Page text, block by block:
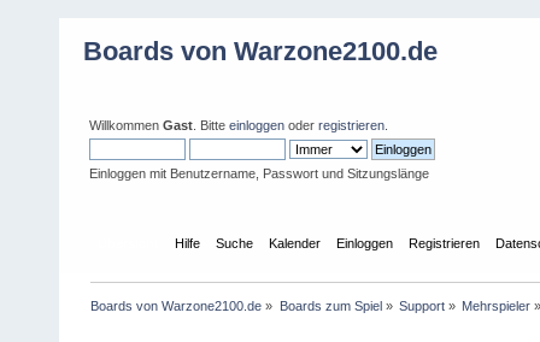
Boards von Warzone2100.de
Willkommen Gast . Bitte einloggen oder registrieren
Einloggen mit Benutzername, Passwort und Sitzungslänge
Hilfe Suche Kalender Einloggen Registrieren
Boards von Warzone2100.de » Boards zum Spiel» Support» Mehrspieler